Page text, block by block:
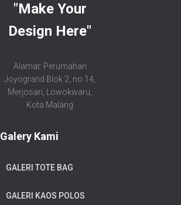
"Make Your
Design Here"
Alamat: Perumahan
Joyogrand Blok 2, no 14,
Merjosari, Lowokwaru,
Kota Malang
Galery Kami
GALERI TOTE BAG
GALERI KAOS POLOS